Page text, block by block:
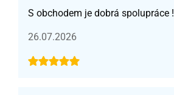
S obchodem je dobrá spolupráce !
26.07.2026